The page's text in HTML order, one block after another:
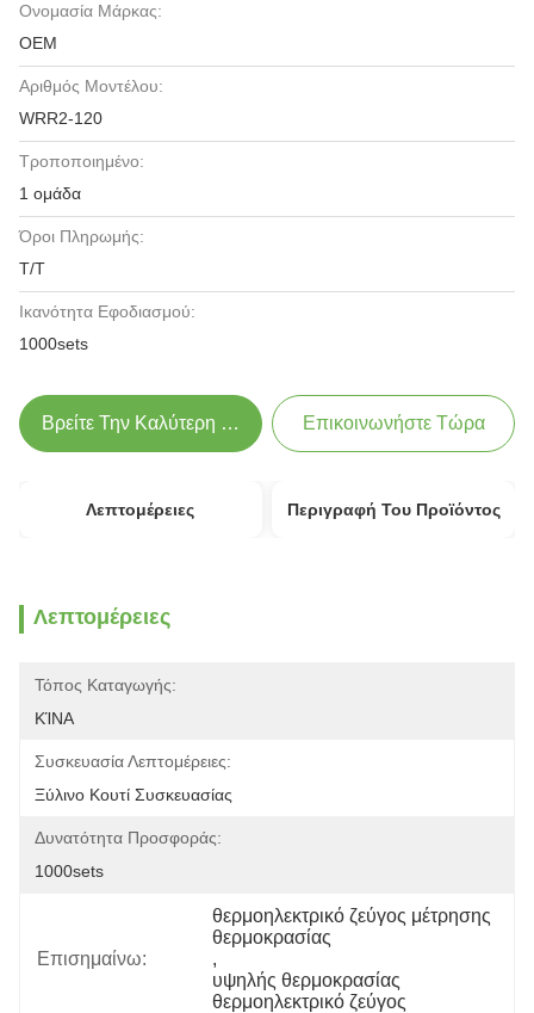
Ονομασία Μάρκας:
OEM
Αριθμός Μοντέλου:
WRR2-120
Τροποποιημένο:
1 ομάδα
Όροι Πληρωμής:
T/T
Ικανότητα Εφοδιασμού:
1000sets
Βρείτε Την Καλύτερη Τιμή Επικοινωνήστε Τώρα
Λεπτομέρειες Περιγραφή Του Προϊόντος
Λεπτομέρειες
Τόπος Καταγωγής:
ΚΊΝΑ
Συσκευασία Λεπτομέρειες:
Ξύλινο Κουτί Συσκευασίας
Δυνατότητα Προσφοράς:
1000sets
Επισημαίνω:
θερμοηλεκτρικό ζεύγος μέτρησης
θερμοκρασίας
,
υψηλής θερμοκρασίας
θερμοηλεκτρικό ζεύγος